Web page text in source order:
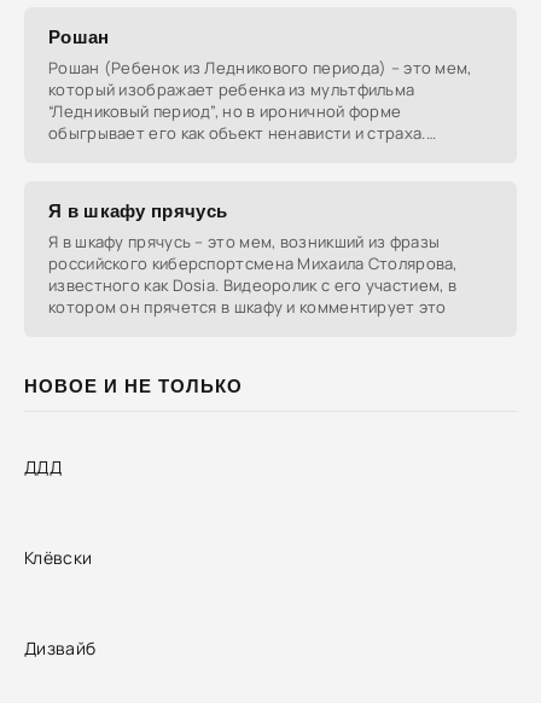
НОВОЕ И НЕ ТОЛЬКО
ДДД
Клёвски
Дизвайб
Рошан
Рошан (Ребенок из Ледникового периода) – это мем,
который изображает ребенка из мультфильма
“Ледниковый период”, но в ироничной форме
обыгрывает его как объект ненависти и страха.
Я в шкафу прячусь
Я в шкафу прячусь – это мем, возникший из фразы
российского киберспортсмена Михаила Столярова,
известного как Dosia. Видеоролик с его участием, в
котором он прячется в шкафу и комментирует это